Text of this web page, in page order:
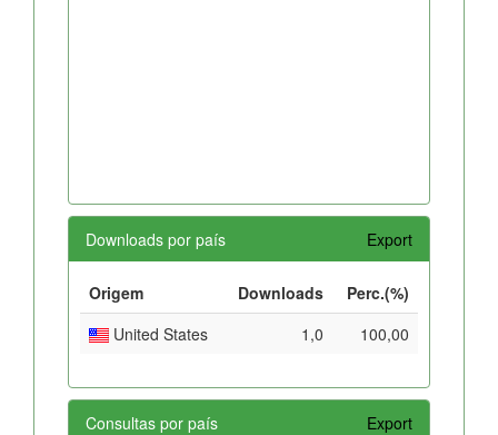
Downloads por país Export
Origem Downloads
Perc.(%)
United States
1,0 100,00
Consultas por país Export